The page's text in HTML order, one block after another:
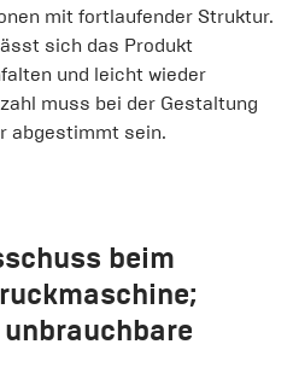
mit fortlaufender Struktur.
sich das Produkt
und leicht wieder
muss bei der Gestaltung
abgestimmt sein.
beim